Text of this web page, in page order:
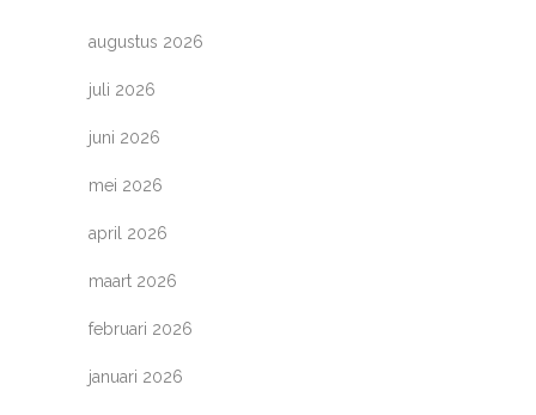
augustus 2026
juli 2026
juni 2026
mei 2026
april 2026
maart 2026
februari 2026
januari 2026